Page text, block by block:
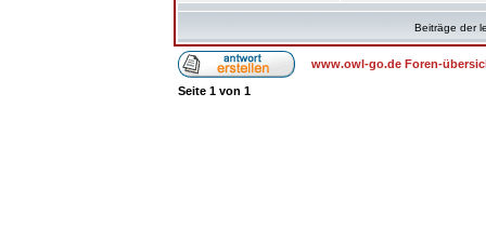
Beiträge der
www.owl-go.de Foren-
Seite 1 von 1